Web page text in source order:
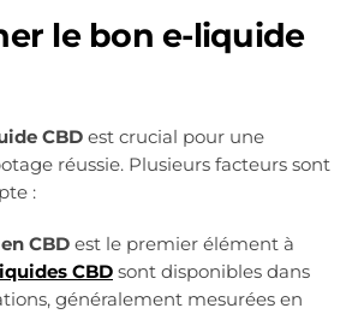
le bon e-liquide
CBD est crucial pour une
réussie. Plusieurs facteurs sont
:
CBD est le premier élément à
CBD sont disponibles dans
généralement mesurées en